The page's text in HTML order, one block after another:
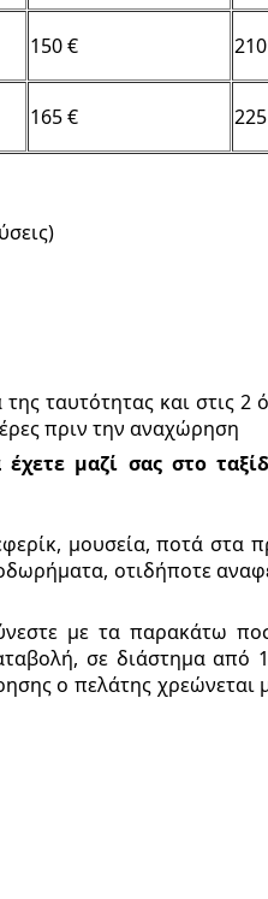
150 €
165 €
ταυτότητας και στις 2
πριν την αναχώρηση
μαζί σας στο
μουσεία, ποτά στα
οτιδήποτε
με τα παρακάτω
σε διάστημα από
ο πελάτης χρεώνεται